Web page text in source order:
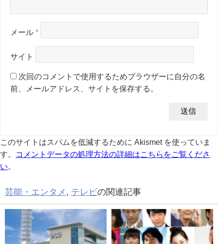
メール *
サイト
次回のコメントで使用するためブラウザーに自分の名
前、メールアドレス、サイトを保存する。
このサイトはスパムを低減するために Akismet を使っていま
す。
コメントデータの処理方法の詳細はこちらをご覧くださ
い
芸能・エンタメ , テレビの関連記事